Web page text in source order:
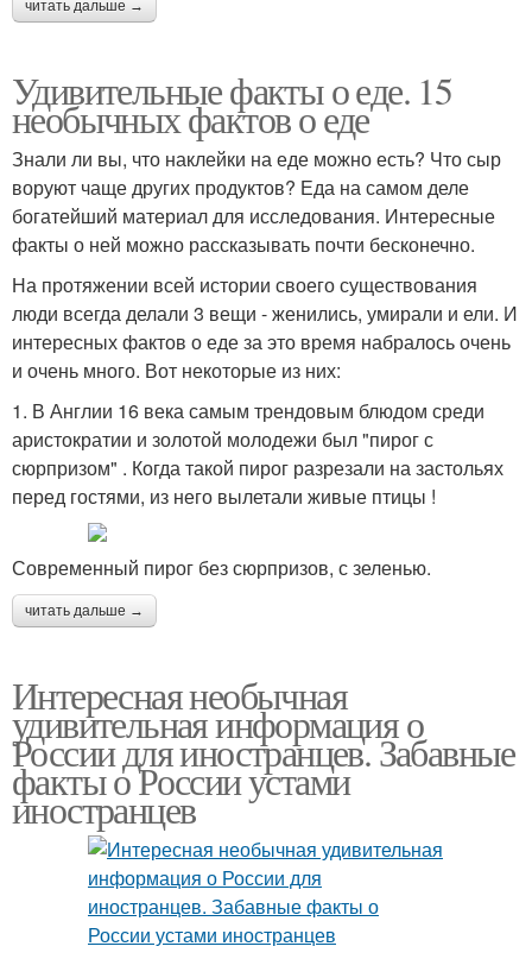
читать дальше →
Удивительные факты о еде. 15
необычных фактов о еде
Знали ли вы, что наклейки на еде можно есть? Что сыр
воруют чаще других продуктов? Еда на самом деле
богатейший материал для исследования. Интересные
факты о ней можно рассказывать почти бесконечно.
На протяжении всей истории своего существования
люди всегда делали 3 вещи - женились, умирали и ели. И
интересных фактов о еде за это время набралось очень
и очень много. Вот некоторые из них:
1. В Англии 16 века самым трендовым блюдом среди
аристократии и золотой молодежи был "пирог с
сюрпризом" . Когда такой пирог разрезали на застольях
перед гостями, из него вылетали живые птицы !
Современный пирог без сюрпризов, с зеленью.
читать дальше →
Интересная необычная
удивительная информация о
России для иностранцев. Забавные
факты о России устами
иностранцев